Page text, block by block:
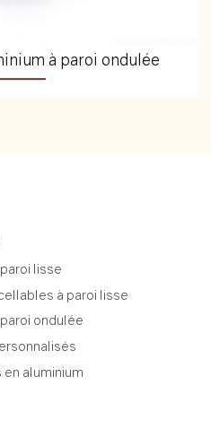
à paroi ondulée
lisse
à paroi lisse
ondulée
aluminium